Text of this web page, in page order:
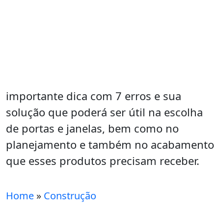
importante dica com 7 erros e sua
solução que poderá ser útil na escolha
de portas e janelas, bem como no
planejamento e também no acabamento
que esses produtos precisam receber.
Home » Construção